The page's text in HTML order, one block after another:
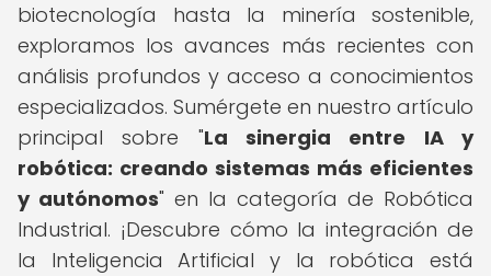
biotecnología hasta la minería sostenible,
exploramos los avances más recientes con
análisis profundos y acceso a conocimientos
especializados. Sumérgete en nuestro artículo
principal sobre "La sinergia entre IA y
robótica: creando sistemas más eficientes
y autónomos" en la categoría de Robótica
Industrial. ¡Descubre cómo la integración de
la Inteligencia Artificial y la robótica está